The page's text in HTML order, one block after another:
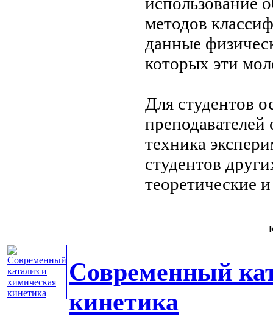
методов
данные
которых эти
Для студентов
преподавателей
техника
студентов
теоретические
Современный
кинетика